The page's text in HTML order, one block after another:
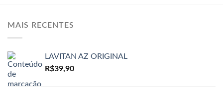
MAIS RECENTES
LAVITAN AZ ORIGINAL
R$39,90